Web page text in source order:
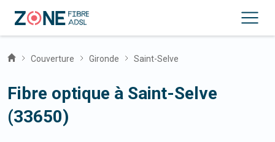
Couverture Gironde Saint-Selve
Fibre optique à Saint-Selve
(33650)